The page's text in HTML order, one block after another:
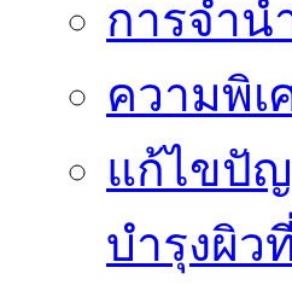
การจำน
ความพิเ
แก้ไขปั
บำรุงผิว